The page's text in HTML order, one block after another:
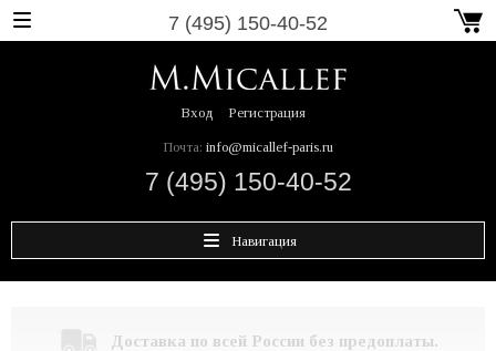
7 (495) 150-40-52
Вход Регистрация
Почта: info@micallef-paris.ru
7 (495) 150-40-52
Навигация
Доставка по всей России без предоплаты.